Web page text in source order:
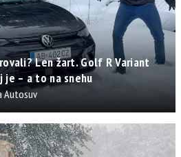
Len žart. Golf R Variant
je – a to na snehu
Autosuv